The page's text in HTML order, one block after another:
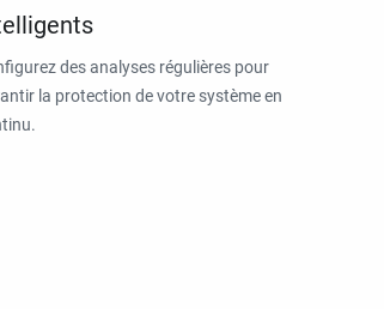
des analyses régulières pour
la protection de votre système en